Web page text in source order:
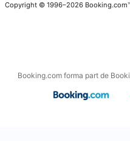
Copyright © 1996–2026
Booking.com forma part de